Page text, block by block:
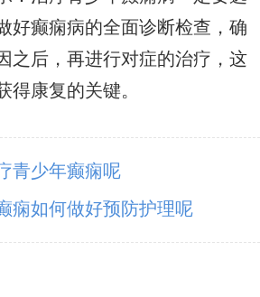
好癫痫病的全面诊断检查，确
之后，再进行对症的治疗，这
得康复的关键。
青少年癫痫呢
痫如何做好预防护理呢